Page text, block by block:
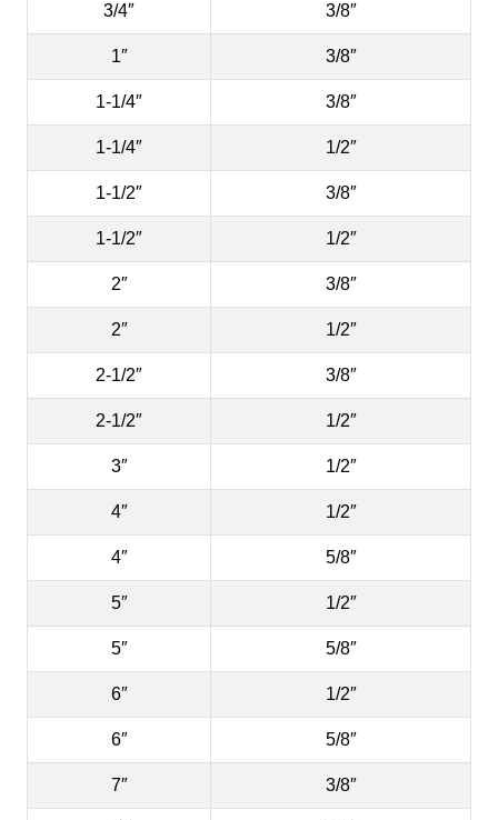
3/4″ 3/8″
1″ 3/8″
1-1/4″ 3/8″
1-1/4″ 1/2″
1-1/2″ 3/8″
1-1/2″ 1/2″
2″ 3/8″
2″ 1/2″
2-1/2″ 3/8″
2-1/2″ 1/2″
3″ 1/2″
4″ 1/2″
4″ 5/8″
5″ 1/2″
5″ 5/8″
6″ 1/2″
6″ 5/8″
7″ 3/8″